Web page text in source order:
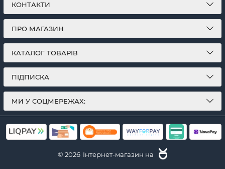
КОНТАКТИ
ПРО МАГАЗИН
КАТАЛОГ ТОВАРІВ
ПІДПИСКА
МИ У СОЦМЕРЕЖАХ:
© 2026 Інтернет-магазин на